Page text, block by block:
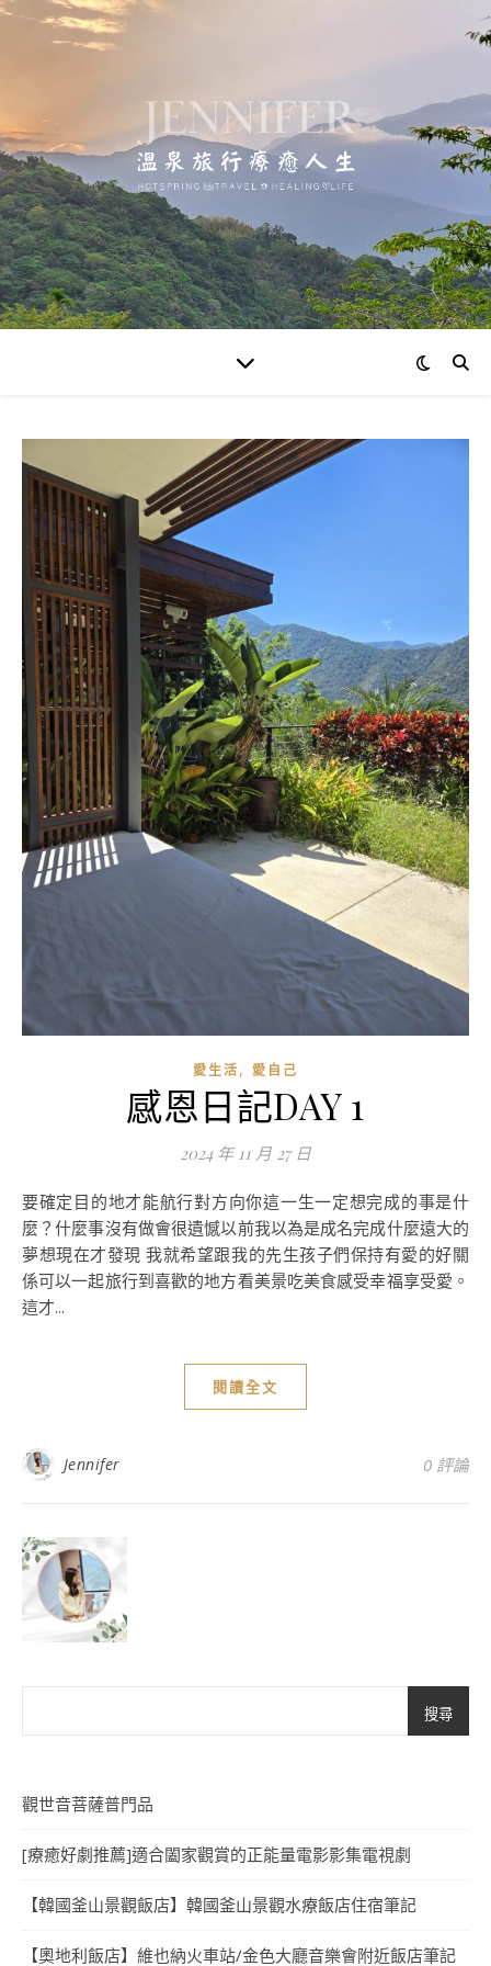
愛生活, 愛自己
感恩日記DAY 1
2024 年 11 月 27 日
要確定目的地才能航行對方向你這一生一定想完成的事是什
麼？什麼事沒有做會很遺憾以前我以為是成名完成什麼遠大的
夢想現在才發現 我就希望跟我的先生孩子們保持有愛的好關
係可以一起旅行到喜歡的地方看美景吃美食感受幸福享受愛。
這才...
閱讀全文
Jennifer 0 評論
搜尋
觀世音菩薩普門品
[療癒好劇推薦]適合闔家觀賞的正能量電影影集電視劇
【韓國釜山景觀飯店】韓國釜山景觀水療飯店住宿筆記
【奧地利飯店】維也納火車站/金色大廳音樂會附近飯店筆記